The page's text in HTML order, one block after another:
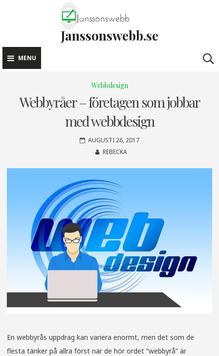
Janssonswebb.se
MENU
Webbdesign
Webbyråer – företagen som jobbar
med webbdesign
AUGUSTI 26, 2017
REBECKA
En webbyrås uppdrag kan variera enormt, men det som de
flesta tänker på allra först när de hör ordet ”webbyrå” är